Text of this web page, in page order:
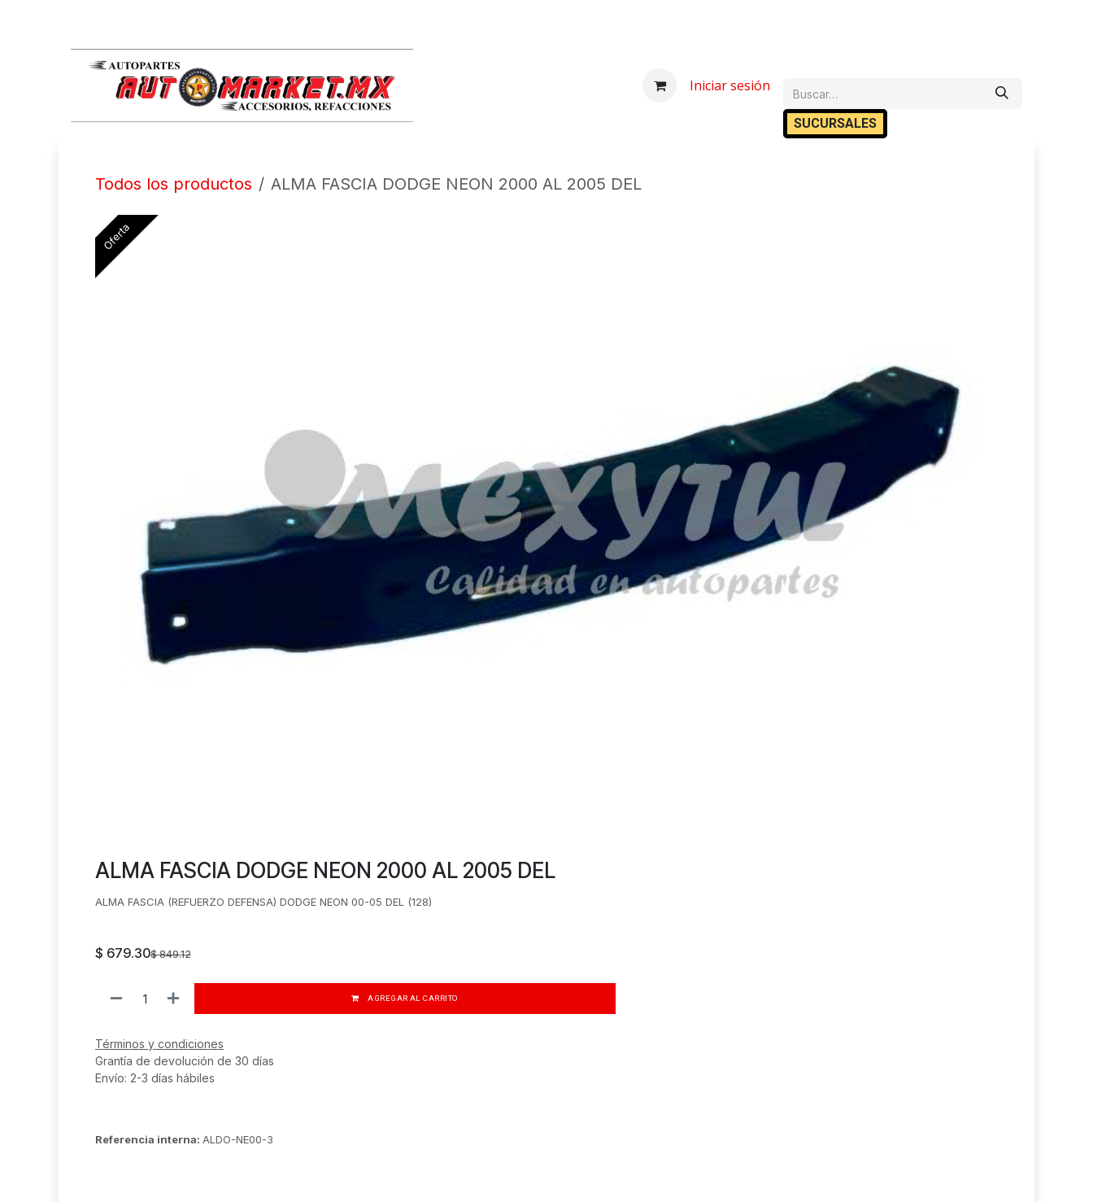
Centro de Ayuda Cita Contáctanos
Iniciar sesión
SUCURSA​​LES
Todos los productos ALMA FASCIA DODGE NEON 2000 AL 2005 DEL
Oferta
ALMA FASCIA DODGE NEON 2000 AL 2005 DEL
ALMA FASCIA (REFUERZO DEFENSA) DODGE NEON 00-05 DEL (128)
$ 679.30$849.12
AGREGAR AL CARRITO
Términos y condiciones
Grantía de devolución de 30 días
Envío: 2-3 días hábiles
Referencia interna: ALDO-NE00-3